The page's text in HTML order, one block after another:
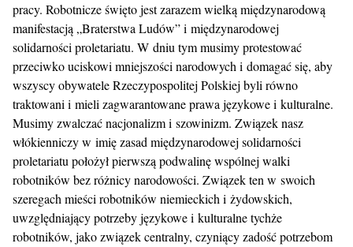
pracy. Robotnicze święto jest zarazem wielką międzynarodową
manifestacją „Braterstwa Ludów” i międzynarodowej
solidarności proletariatu. W dniu tym musimy protestować
przeciwko uciskowi mniejszości narodowych i domagać się, aby
wszyscy obywatele Rzeczypospolitej Polskiej byli równo
traktowani i mieli zagwarantowane prawa językowe i kulturalne.
Musimy zwalczać nacjonalizm i szowinizm. Związek nasz
włókienniczy w imię zasad międzynarodowej solidarności
proletariatu położył pierwszą podwalinę wspólnej walki
robotników bez różnicy narodowości. Związek ten w swoich
szeregach mieści robotników niemieckich i żydowskich,
uwzględniający potrzeby językowe i kulturalne tychże
robotników, jako związek centralny, czyniący zadość potrzebom